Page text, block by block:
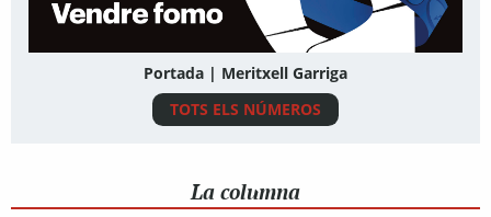
Portada | Meritxell Garriga
TOTS ELS NÚMEROS
La columna